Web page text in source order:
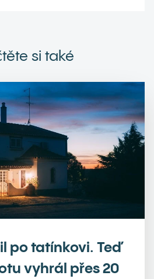
si také
po tatínkovi. Teď
vyhrál přes 20